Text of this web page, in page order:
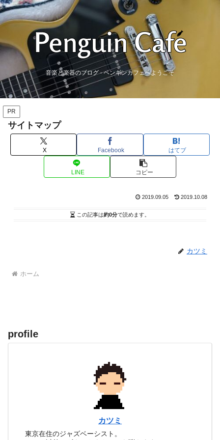
音楽と楽器のブログ - ペンギンカフェへようこそ
PR
サイトマップ
X Facebook はてブ
LINE コピー
2019.09.05 2019.10.08
この記事は約0分で読めます。
カツミ
ホーム
profile
カツミ
東京在住のジャズベーシスト。